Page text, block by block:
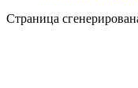
Страница